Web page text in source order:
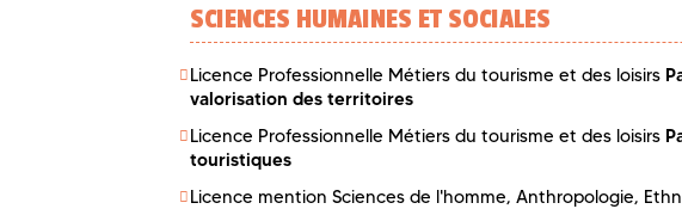
SCIENCES HUMAINES ET SOCIALES
Licence Professionnelle Métiers du tourisme et des loisirs
valorisation des territoires
Licence Professionnelle Métiers du tourisme et des loisirs
touristiques
Licence mention Sciences de l'homme, Anthropologie,